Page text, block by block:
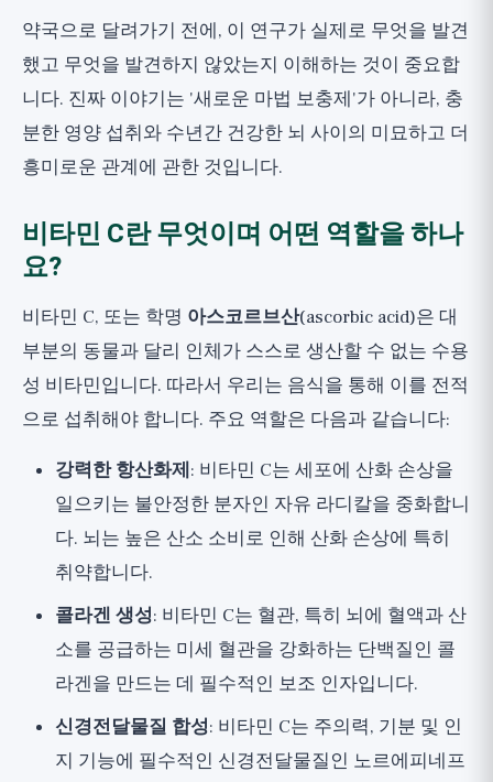
약국으로 달려가기 전에, 이 연구가 실제로 무엇을 발견
했고 무엇을 발견하지 않았는지 이해하는 것이 중요합
니다. 진짜 이야기는 '새로운 마법 보충제'가 아니라, 충
분한 영양 섭취와 수년간 건강한 뇌 사이의 미묘하고 더
흥미로운 관계에 관한 것입니다.
비타민 C란 무엇이며 어떤 역할을 하나
요?
비타민 C, 또는 학명 아스코르브산(ascorbic acid)은 대
부분의 동물과 달리 인체가 스스로 생산할 수 없는 수용
성 비타민입니다. 따라서 우리는 음식을 통해 이를 전적
으로 섭취해야 합니다. 주요 역할은 다음과 같습니다:
강력한 항산화제 : 비타민 C는 세포에 산화 손상을
일으키는 불안정한 분자인 자유 라디칼을 중화합니
다. 뇌는 높은 산소 소비로 인해 산화 손상에 특히
취약합니다.
콜라겐 생성: 비타민 C는 혈관, 특히 뇌에 혈액과 산
소를 공급하는 미세 혈관을 강화하는 단백질인 콜
라겐을 만드는 데 필수적인 보조 인자입니다.
신경전달물질 합성: 비타민 C는 주의력, 기분 및 인
지 기능에 필수적인 신경전달물질인 노르에피네프